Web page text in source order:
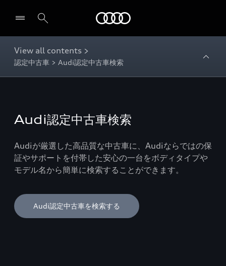
View all contents >
認定中古車 > Audi認定中古車検索
Audi認定中古車検索
Audiが厳選した高品質な中古車に、Audiならではの保
証やサポートを付帯した安心の一台をボディタイプや
モデル名から簡単に検索することができます。
Audi認定中古車を検索する